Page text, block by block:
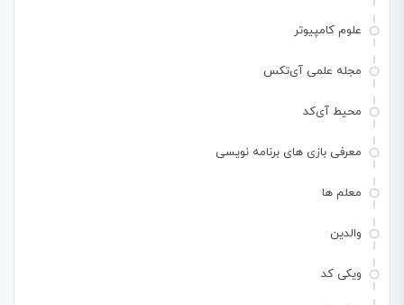
علوم کامپیوتر
مجله علمی آی‌تکس
محیط آی‌کد
معرفی بازی های برنامه نویسی
معلم ها
والدین
ویکی کد